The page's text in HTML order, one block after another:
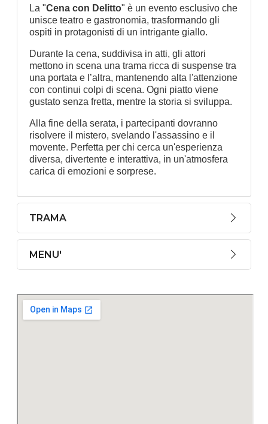
La "Cena con Delitto" è un evento esclusivo che
unisce teatro e gastronomia, trasformando gli
ospiti in protagonisti di un intrigante giallo.
Durante la cena, suddivisa in atti, gli attori
mettono in scena una trama ricca di suspense tra
una portata e l’altra, mantenendo alta l'attenzione
con continui colpi di scena. Ogni piatto viene
gustato senza fretta, mentre la storia si sviluppa.
Alla fine della serata, i partecipanti dovranno
risolvere il mistero, svelando l'assassino e il
movente. Perfetta per chi cerca un'esperienza
diversa, divertente e interattiva, in un'atmosfera
carica di emozioni e sorprese.
TRAMA
MENU'